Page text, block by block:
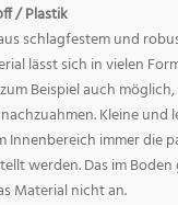
/ Plastik
schlagfestem und
lässt sich in vielen
Beispiel auch
Kleine und
Innenbereich immer die
werden. Das im Boden
Material nicht an.